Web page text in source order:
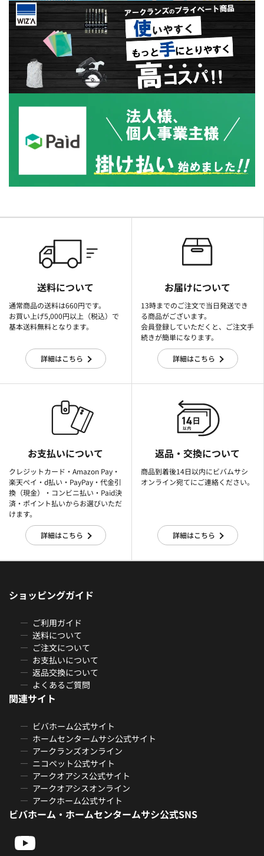
送料について
通常商品の送料は660円です。
お買い上げ5,000円以上（税込）で
基本送料無料となります。
詳細はこちら
お届けについて
13時までのご注文で当日発送でき
る商品がございます。
会員登録していただくと、ご注文手
続きが簡単になります。
詳細はこちら
お支払いについて
クレジットカード・Amazon Pay・
楽天ぺイ・d払い・PayPay・代金引
換（現金）・コンビニ払い・Paid決
済・ポイント払いからお選びいただ
けます。
詳細はこちら
返品・交換について
商品到着後14日以内にビバムサシ
オンライン宛てにご連絡ください。
詳細はこちら
ショッピングガイド
ご利用ガイド
送料について
ご注文について
お支払いについて
返品交換について
よくあるご質問
関連サイト
ビバホーム公式サイト
ホームセンタームサシ公式サイト
アークランズオンライン
ニコペット公式サイト
アークオアシス公式サイト
アークオアシスオンライン
アークホーム公式サイト
ビバホーム・ホームセンタームサシ公式SNS